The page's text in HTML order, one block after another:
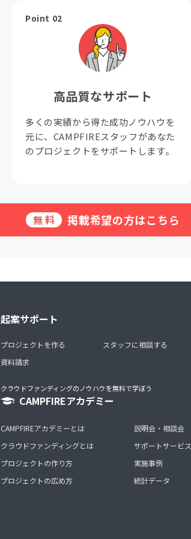
Point 02
高品質なサポート
多くの実績から得た成功ノウハウを
元に、CAMPFIREスタッフがあなた
のプロジェクトをサポートします。
無料 掲載希望の方はこちら
起案サポート
プロジェクトを作る
資料請求
スタッフに相談する
クラウドファンディングのノウハウを無料で学ぼう
CAMPFIREアカデミー
CAMPFIREアカデミーとは
クラウドファンディングとは
プロジェクトの作り方
プロジェクトの広め方
説明会・相談会
サポートサービス
実施事例
統計データ